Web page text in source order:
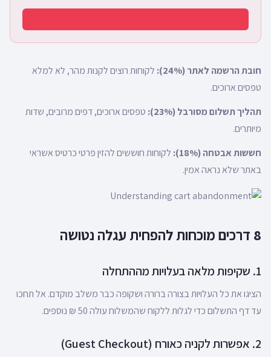
חובת הרשמה לאתר (24%):
לקוחות רוצים לקנות מהר, לא למלא
טפסים ארוכים.
תהליך תשלום מסורבל (23%):
טפסים ארוכים, דפים מרובים, שדות
מיותרים.
חששות אבטחה (18%):
לקוחות חוששים להזין פרטי כרטיס אשראי
באתר שלא נראה אמין.
8 דרכים מוכחות להפחית עגלה נטושה
1. שקיפות מלאה בעלויות מההתחלה
הציגו את כל העלויות בצורה ברורה ושקופה כבר משלב מוקדם. אל תחכו
עד דף התשלום כדי לגלות ללקוח שהמשלוח עולה 50 ₪ נוספים.
2. אפשרות לקניה כאורח (Guest Checkout)